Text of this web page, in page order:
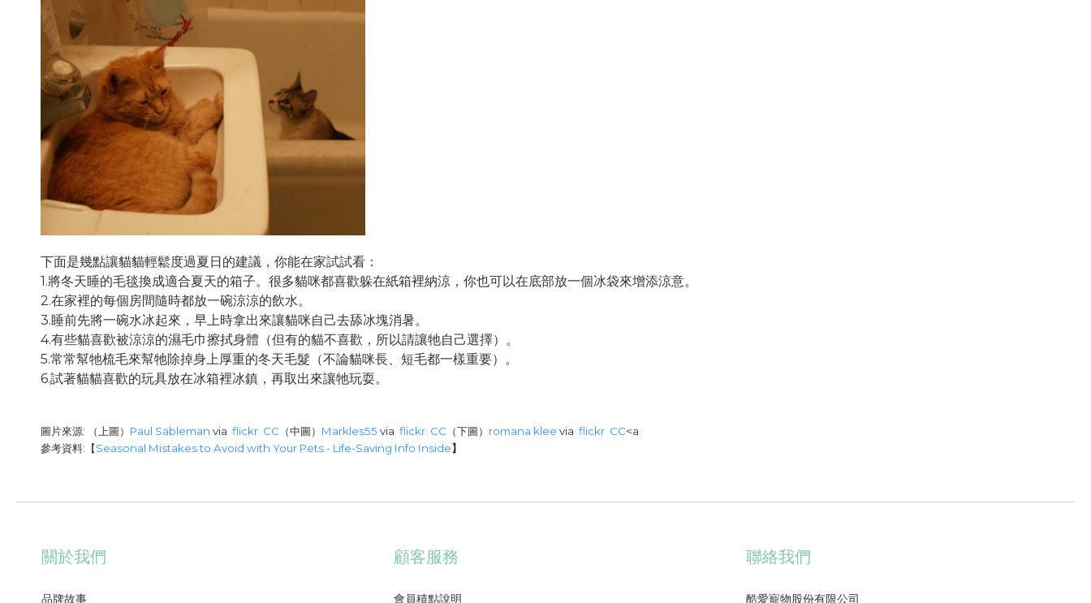
下面是幾點讓貓貓輕鬆度過夏日的建議，你能在家試試看：
1.將冬天睡的毛毯換成適合夏天的箱子。很多貓咪都喜歡躲在紙箱裡納涼，你也可以在底部放一個冰袋來增添涼意。
2.在家裡的每個房間隨時都放一碗涼涼的飲水。
3.睡前先將一碗水冰起來，早上時拿出來讓貓咪自己去舔冰塊消暑。
4.有些貓喜歡被涼涼的濕毛巾擦拭身體（但有的貓不喜歡，所以請讓牠自己選擇）。
5.常常幫牠梳毛來幫牠除掉身上厚重的冬天毛髮（不論貓咪長、短毛都一樣重要）。
6.試著貓貓喜歡的玩具放在冰箱裡冰鎮，再取出來讓牠玩耍。
圖片來源: （上圖） Paul Sableman via flickr CC （中圖） Markles55 via flickr CC （下圖） romana klee via flickr CC<a
參考資料:【Seasonal Mistakes to Avoid with Your Pets - Life-Saving Info Inside】
關於我們
品牌故事
顧客服務
會員積點說明
聯絡我們
酷愛寵物股份有限公司